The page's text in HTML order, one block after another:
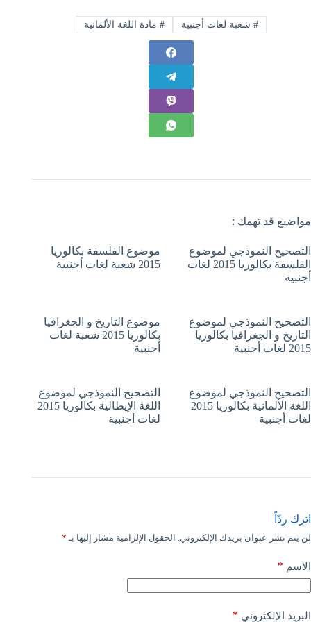
# شعبة لغات أجنبية #مادة اللغة الألمانية
مواضيع قد تهمك :
التصحيح النموذجي لموضوع
الفلسفة بكالوريا 2015 لغات
أجنبية
موضوع الفلسفة بكالوريا
2015 شعبة لغات أجنبية
التصحيح النموذجي لموضوع
التاريخ و الجغرافيا بكالوريا
2015 لغات أجنبية
موضوع التاريخ و الجغرافيا
بكالوريا 2015 شعبة لغات
أجنبية
التصحيح النموذجي لموضوع
اللغة الألمانية بكالوريا 2015
لغات أجنبية
التصحيح النموذجي لموضوع
اللغة الإيطالية بكالوريا 2015
لغات أجنبية
اترك ردّاً
لن يتم نشر عنوان بريدك الإلكتروني. الحقول الإلزامية مشار إليها بـ *
الاسم *
البريد الإلكتروني *